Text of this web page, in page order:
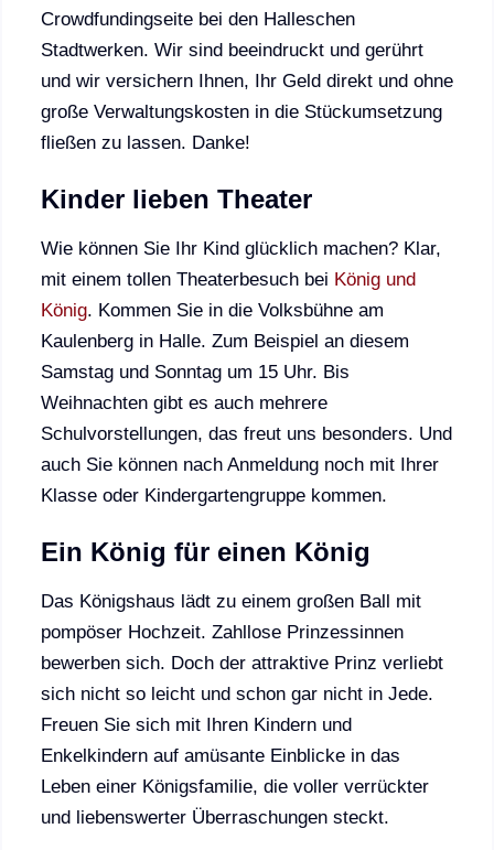
Crowdfundingseite bei den Halleschen
Stadtwerken. Wir sind beeindruckt und gerührt
und wir versichern Ihnen, Ihr Geld direkt und ohne
große Verwaltungskosten in die Stückumsetzung
fließen zu lassen. Danke!
Kinder lieben Theater
Wie können Sie Ihr Kind glücklich machen? Klar,
mit einem tollen Theaterbesuch bei König und
König. Kommen Sie in die Volksbühne am
Kaulenberg in Halle. Zum Beispiel an diesem
Samstag und Sonntag um 15 Uhr. Bis
Weihnachten gibt es auch mehrere
Schulvorstellungen, das freut uns besonders. Und
auch Sie können nach Anmeldung noch mit Ihrer
Klasse oder Kindergartengruppe kommen.
Ein König für einen König
Das Königshaus lädt zu einem großen Ball mit
pompöser Hochzeit. Zahllose Prinzessinnen
bewerben sich. Doch der attraktive Prinz verliebt
sich nicht so leicht und schon gar nicht in Jede.
Freuen Sie sich mit Ihren Kindern und
Enkelkindern auf amüsante Einblicke in das
Leben einer Königsfamilie, die voller verrückter
und liebenswerter Überraschungen steckt.